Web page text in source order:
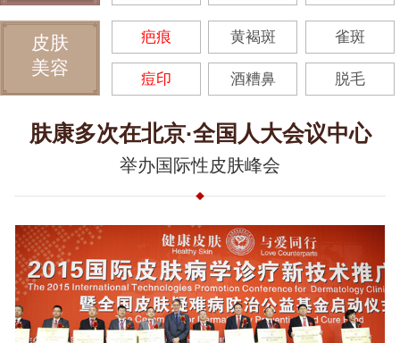
皮肤
美容
疤痕 黄褐斑 雀斑
痘印 酒糟鼻 脱毛
肤康多次在北京·全国人大会议中心
举办国际性皮肤峰会